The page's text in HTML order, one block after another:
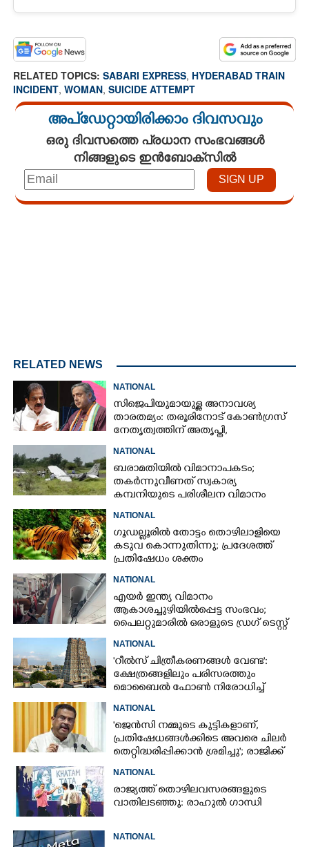
RELATED TOPICS: SABARI EXPRESS, HYDERABAD TRAIN
INCIDENT, WOMAN, SUICIDE ATTEMPT
അപ്ഡേറ്റായിരിക്കാം ദിവസവും
ഒരു ദിവസത്തെ പ്രധാന സംഭവങ്ങൾ
നിങ്ങളുടെ ഇൻബോക്സിൽ
RELATED NEWS
NATIONAL
സിജെപിയുമായുള്ള അനാവശ്യ
താരതമ്യം: തരൂരിനോട് കോൺഗ്രസ്
നേതൃത്വത്തിന് അതൃപ്തി,
വേണുഗോപാൽ
NATIONAL
ബരാമതിയിൽ വിമാനാപകടം;
തകർന്നുവീണത് സ്വകാര്യ
കമ്പനിയുടെ പരിശീലന വിമാനം
NATIONAL
ഗൂഡല്ലൂരിൽ തോട്ടം തൊഴിലാളിയെ
കടുവ കൊന്നുതിന്നു; പ്രദേശത്ത്
പ്രതിഷേധം ശക്തം
NATIONAL
എയർ ഇന്ത്യ വിമാനം
ആകാശച്ചുഴിയിൽപ്പെട്ട സംഭവം;
പൈലറ്റുമാരിൽ ഒരാളുടെ ഡ്രഗ് ടെസ്റ്റ്
NATIONAL
'റീൽസ് ചിത്രീകരണങ്ങൾ വേണ്ട':
ക്ഷേത്രങ്ങളിലും പരിസരത്തും
മൊബൈൽ ഫോൺ നിരോധിച്ച്
NATIONAL
'ജെൻസി നമ്മുടെ കുട്ടികളാണ്,
പ്രതിഷേധങ്ങൾക്കിടെ അവരെ ചിലർ
തെറ്റിദ്ധരിപ്പിക്കാൻ ശ്രമിച്ചു'; രാജിക്ക്
ധർമ്മേന്ദ്ര പ്രധാൻ
NATIONAL
രാജ്യത്ത് തൊഴിലവസരങ്ങളുടെ
വാതിലടഞ്ഞു: രാഹുൽ ഗാന്ധി
NATIONAL